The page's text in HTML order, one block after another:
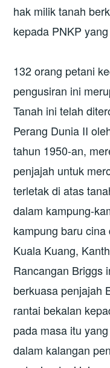
hak milik tanah
kepada PNKP
132 orang petani
pengusiran ini
Tanah ini telah
Perang Dunia II
tahun 1950-an,
penjajah untuk
terletak di atas
dalam kampung-
kampung baru
Kuala Kuang,
Rancangan Briggs
berkuasa penjajah
rantai bekalan
pada masa itu
dalam kalangan